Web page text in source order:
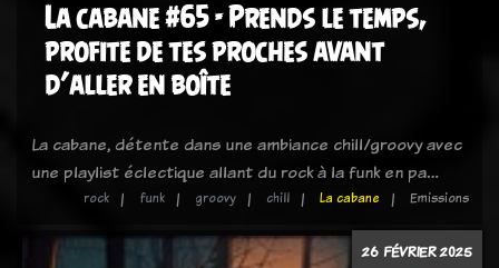
La cabane #65 - Prends le temps,
profite de tes proches avant
d’aller en boîte
La cabane, détente dans une ambiance chill/groovy avec
une playlist éclectique allant du rock à la funk en pa…
rock funk groovy chill La cabane Emissions
26 FÉVRIER 2025